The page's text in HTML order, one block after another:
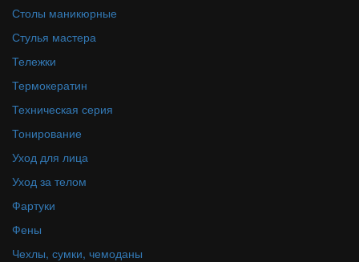
Столы маникюрные
Стулья мастера
Тележки
Термокератин
Техническая серия
Тонирование
Уход для лица
Уход за телом
Фартуки
Фены
Чехлы, сумки, чемоданы